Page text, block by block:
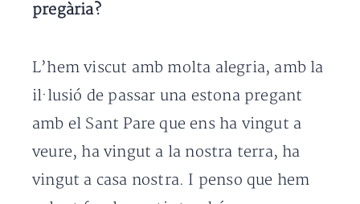
pregària?
L’hem viscut amb molta alegria, amb la
il·lusió de passar una estona pregant
amb el Sant Pare que ens ha vingut a
veure, ha vingut a la nostra terra, ha
vingut a casa nostra. I penso que hem